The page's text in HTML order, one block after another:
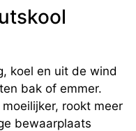
koel en uit de wind
bak of emmer.
rookt meer
bewaarplaats